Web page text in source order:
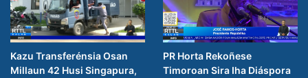
Kazu Transferénsia Osan
Millaun 42 Husi Singapura,
PR Horta Rekoñese
Timoroan Sira Iha Diáspora